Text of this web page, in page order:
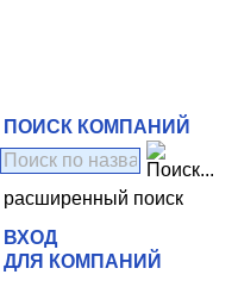
ПОИСК КОМПАНИЙ
расширенный поиск
ВХОД
ДЛЯ КОМПАНИЙ